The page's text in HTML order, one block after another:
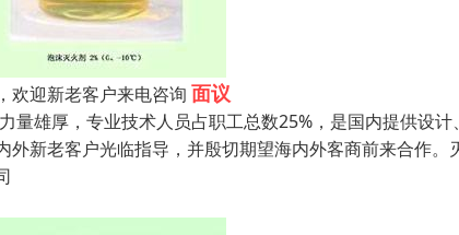
欢迎新老客户来电咨询 面议
量雄厚，专业技术人员占职工总数25%，是国内提供设
外新老客户光临指导，并殷切期望海内外客商前来合作